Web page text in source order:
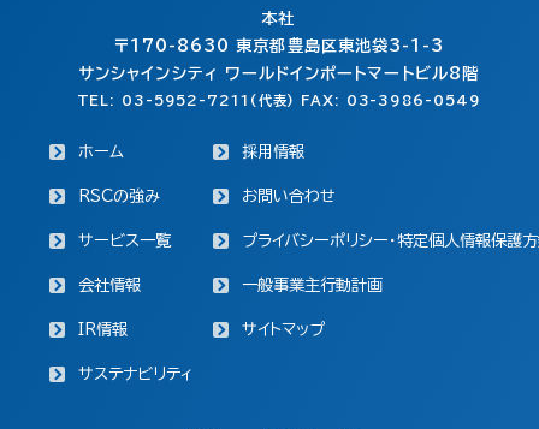
本社
〒170-8630東京都豊島区東池袋3-1-3
サンシャインシティ ワールドインポートマートビル8階
TEL: 03-5952-7211(代表) FAX: 03-3986-0549
ホーム
RSCの強み
サービス一覧
会社情報
IR情報
サステナビリティ
採用情報
お問い合わせ
プライバシーポリシー・特定個人情報保護
一般事業主行動計画
サイトマップ